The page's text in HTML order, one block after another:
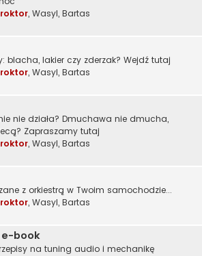
, Wasyl, Bartas
blacha, lakier czy zderzak? Wejdź tutaj
, Wasyl, Bartas
nie działa? Dmuchawa nie dmucha,
Zapraszamy tutaj
, Wasyl, Bartas
z orkiestrą w Twoim samochodzie...
, Wasyl, Bartas
e-book
na tuning audio i mechanikę